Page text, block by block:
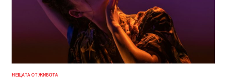
НЕЩАТА ОТ ЖИВОТА